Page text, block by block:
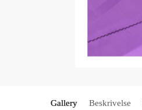
Gallery Beskrivelse